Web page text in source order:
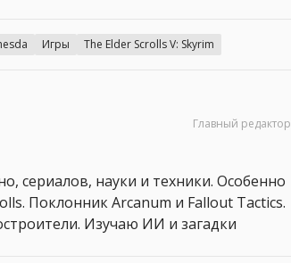
Игры The Elder Scrolls V: Skyrim
Главный редактор
сериалов, науки и техники. Особенно
Поклонник Arcanum и Fallout Tactics.
Изучаю ИИ и загадки